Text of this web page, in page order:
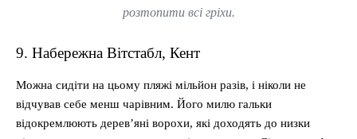
розтопити всі гріхи.
9. Набережна Вітстабл, Кент
Можна сидіти на цьому пляжі мільйон разів, і ніколи не
відчував себе менш чарівним. Його милю гальки
відокремлюють дерев’яні ворохи, які доходять до низки